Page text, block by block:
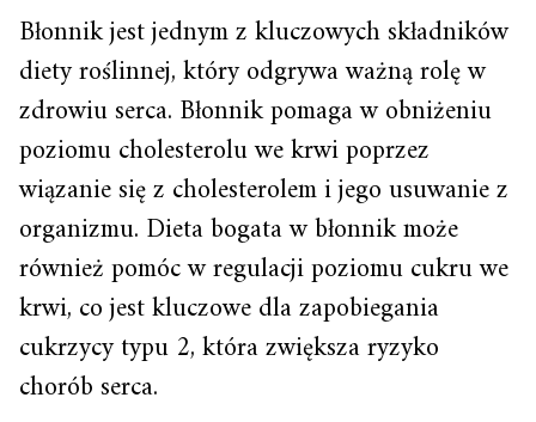
Błonnik jest jednym z kluczowych składników
diety roślinnej, który odgrywa ważną rolę w
zdrowiu serca. Błonnik pomaga w obniżeniu
poziomu cholesterolu we krwi poprzez
wiązanie się z cholesterolem i jego usuwanie z
organizmu. Dieta bogata w błonnik może
również pomóc w regulacji poziomu cukru we
krwi, co jest kluczowe dla zapobiegania
cukrzycy typu 2, która zwiększa ryzyko
chorób serca.